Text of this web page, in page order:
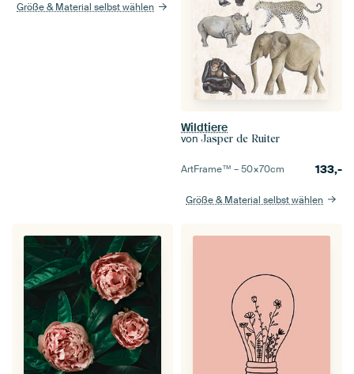
Größe & Material selbst wählen
Wildtiere
von Jasper de Ruiter
ArtFrame™ –50×70cm 133,-
Größe & Material selbst wählen